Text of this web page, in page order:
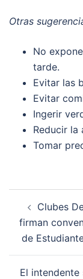
Otras
No
tarde.
Evitar las
Evitar
Ingerir
Reducir la
Tomar
navigation
Clubes
firman
de
El